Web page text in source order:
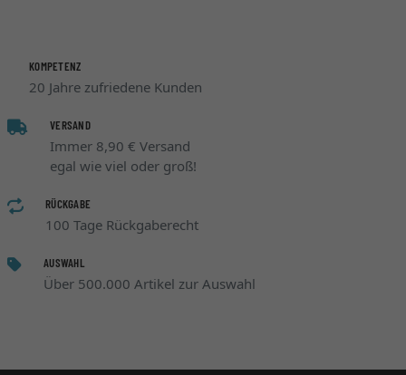
KOMPETENZ
20 Jahre zufriedene Kunden
VERSAND
Immer 8,90 € Versand
egal wie viel oder groß!
RÜCKGABE
100 Tage Rückgaberecht
AUSWAHL
Über 500.000 Artikel zur Auswahl